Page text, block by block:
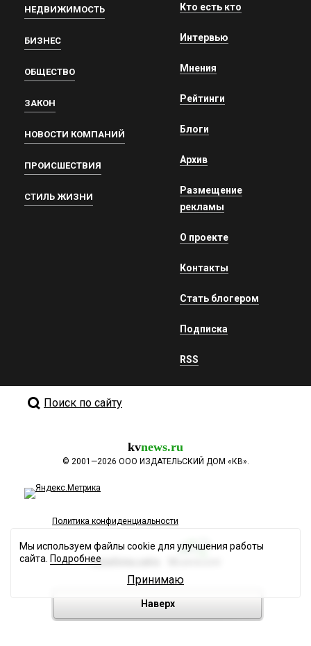
НЕДВИЖИМОСТЬ
БИЗНЕС
ОБЩЕСТВО
ЗАКОН
НОВОСТИ КОМПАНИЙ
ПРОИСШЕСТВИЯ
СТИЛЬ ЖИЗНИ
Кто есть кто
Интервью
Мнения
Рейтинги
Блоги
Архив
Размещение
рекламы
О проекте
Контакты
Стать блогером
Подписка
RSS
Поиск по сайту
kvnews.ru
© 2001—2026 ООО ИЗДАТЕЛЬСКИЙ ДОМ «КВ».
Политика конфиденциальности
Разработка сайта
Наверх
Мы используем файлы cookie для улучшения работы
сайта. Подробнее
Принимаю